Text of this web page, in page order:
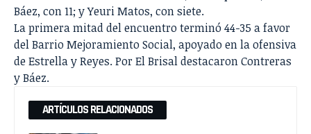
Báez, con 11; y Yeuri Matos, con siete.
La primera mitad del encuentro terminó 44-35 a favor
del Barrio Mejoramiento Social, apoyado en la ofensiva
de Estrella y Reyes. Por El Brisal destacaron Contreras
y Báez.
ARTÍCULOS RELACIONADOS